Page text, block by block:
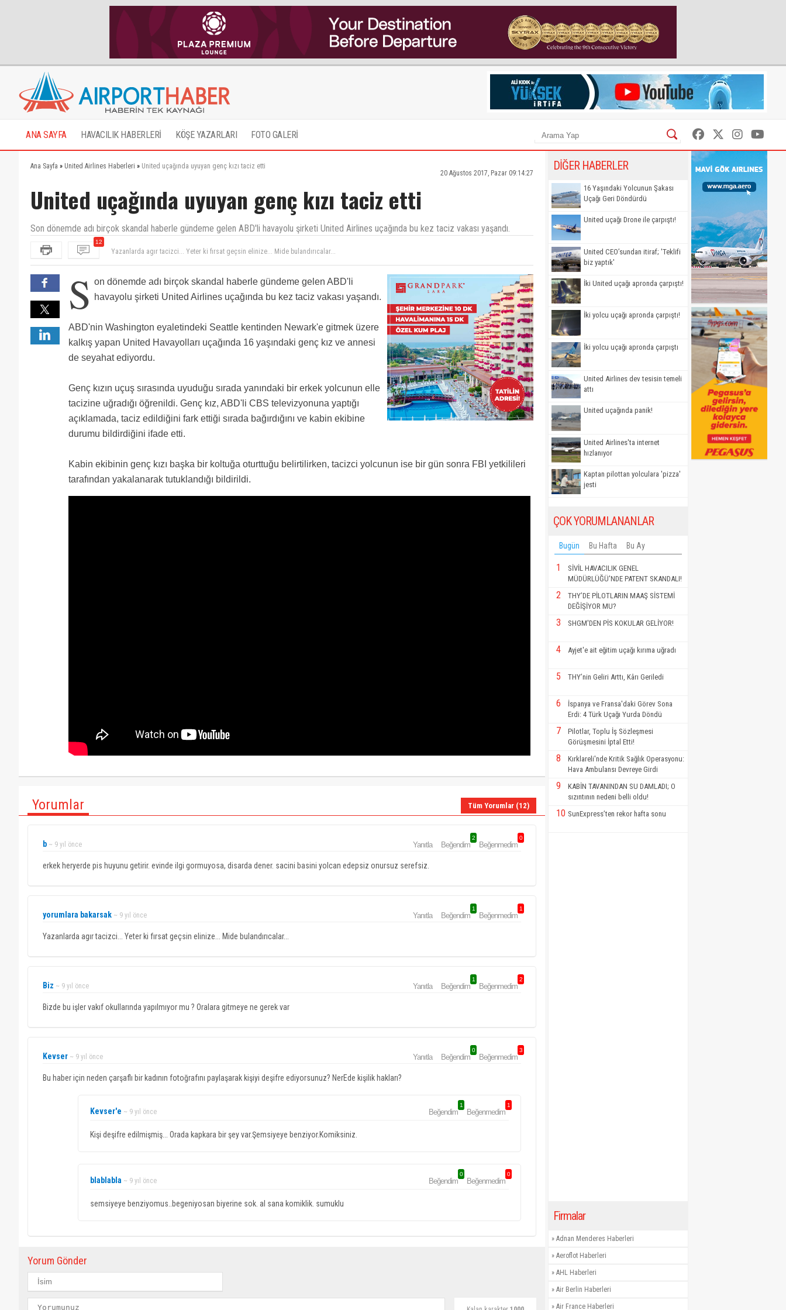
ANA SAYFA HAVACILIK HABERLERİ KÖŞE YAZARLARI FOTO GALERİ
Ana Sayfa » United Airlines Haberleri » United uçağında uyuyan genç kızı taciz etti
20 Ağustos 2017, Pazar 09:14:27
United uçağında uyuyan genç kızı taciz etti
Son dönemde adı birçok skandal haberle gündeme gelen ABD'li havayolu şirketi United Airlines uçağında bu kez taciz vakası yaşandı.
12
Yazanlarda agır tacizci... Yeter ki fırsat geçsin elinize... Mide bulandırıcalar...
Bu haber için neden çarşaflı bir kadının fotoğrafını paylaşarak kişiyi deşifre ediyorsunuz? NerEde kişilik hakları?
erkek heryerde pis huyunu getirir. evinde ilgi gormuyosa, disarda dener. sacini basini yolcan edepsiz onursuz serefsiz.
S on dönemde adı birçok skandal haberle gündeme gelen ABD'li
havayolu şirketi United Airlines uçağında bu kez taciz vakası yaşandı.
ABD'nin Washington eyaletindeki Seattle kentinden Newark'e gitmek üzere
kalkış yapan United Havayolları uçağında 16 yaşındaki genç kız ve annesi
de seyahat ediyordu.
Genç kızın uçuş sırasında uyuduğu sırada yanındaki bir erkek yolcunun elle
tacizine uğradığı öğrenildi. Genç kız, ABD'li CBS televizyonuna yaptığı
açıklamada, taciz edildiğini fark ettiği sırada bağırdığını ve kabin ekibine
durumu bildirdiğini ifade etti.
Kabin ekibinin genç kızı başka bir koltuğa oturttuğu belirtilirken, tacizci yolcunun ise bir gün sonra FBI yetkilileri
tarafından yakalanarak tutuklandığı bildirildi.
Yorumlar Tüm Yorumlar (12)
b ~ 9 yıl önce Yanıtla Beğendim
2
Beğenmedim
0
erkek heryerde pis huyunu getirir. evinde ilgi gormuyosa, disarda dener. sacini basini yolcan edepsiz onursuz serefsiz.
yorumlara bakarsak ~ 9 yıl önce Yanıtla Beğendim
1
Beğenmedim
1
Yazanlarda agır tacizci... Yeter ki fırsat geçsin elinize... Mide bulandırıcalar...
Biz ~ 9 yıl önce Yanıtla Beğendim
1
Beğenmedim
2
Bizde bu işler vakıf okullarında yapılmıyor mu ? Oralara gitmeye ne gerek var
Kevser ~ 9 yıl önce Yanıtla Beğendim
0
Beğenmedim
3
Bu haber için neden çarşaflı bir kadının fotoğrafını paylaşarak kişiyi deşifre ediyorsunuz? NerEde kişilik hakları?
Kevser'e ~ 9 yıl önce Beğendim
1
Beğenmedim
1
Kişi deşifre edilmişmiş... Orada kapkara bir şey var.Şemsiyeye benziyor.Komiksiniz.
blablabla ~ 9 yıl önce Beğendim
0
Beğenmedim
0
semsiyeye benziyomus..begeniyosan biyerine sok. al sana komiklik. sumuklu
Yorum Gönder
DİĞER HABERLER
16 Yaşındaki Yolcunun Şakası
Uçağı Geri Döndürdü
United uçağı Drone ile çarpıştı!
United CEO’sundan itiraf; 'Teklifi
biz yaptık'
İki United uçağı apronda çarpıştı!
İki yolcu uçağı apronda çarpıştı!
İki yolcu uçağı apronda çarpıştı
United Airlines dev tesisin temeli
attı
United uçağında panik!
United Airlines'ta internet
hızlanıyor
Kaptan pilottan yolculara 'pizza'
jesti
ÇOK YORUMLANANLAR
Bugün Bu Hafta Bu Ay
1
SİVİL HAVACILIK GENEL
MÜDÜRLÜĞÜ'NDE PATENT SKANDALI!
2
THY’DE PİLOTLARIN MAAŞ SİSTEMİ
DEĞİŞİYOR MU?
3 SHGM'DEN PİS KOKULAR GELİYOR!
4 Ayjet'e ait eğitim uçağı kırıma uğradı
5 THY’nin Geliri Arttı, Kârı Geriledi
6
İspanya ve Fransa'daki Görev Sona
Erdi: 4 Türk Uçağı Yurda Döndü
7
Pilotlar, Toplu İş Sözleşmesi
Görüşmesini İptal Etti!
8
Kırklareli'nde Kritik Sağlık Operasyonu:
Hava Ambulansı Devreye Girdi
9
KABİN TAVANINDAN SU DAMLADI; O
sızıntının nedeni belli oldu!
10 SunExpress’ten rekor hafta sonu
Firmalar
» Adnan Menderes Haberleri
» Aeroflot Haberleri
» AHL Haberleri
» Air Berlin Haberleri
» Air France Haberleri